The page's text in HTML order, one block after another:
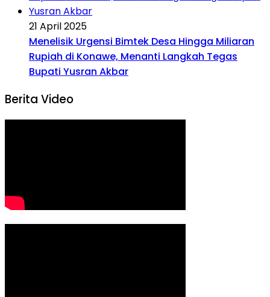
21 April 2025
Menelisik Urgensi Bimtek Desa Hingga Miliaran
Rupiah di Konawe, Menanti Langkah Tegas
Bupati Yusran Akbar
Berita Video